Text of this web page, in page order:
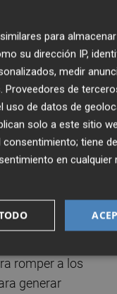
romper a los
generar
para
su dirección IP,
medir
Proveedores de
uso de datos de
solo a este sitio
tiene
en cualquier